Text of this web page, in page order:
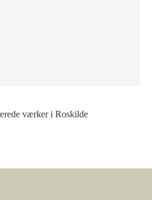
værker i Roskilde